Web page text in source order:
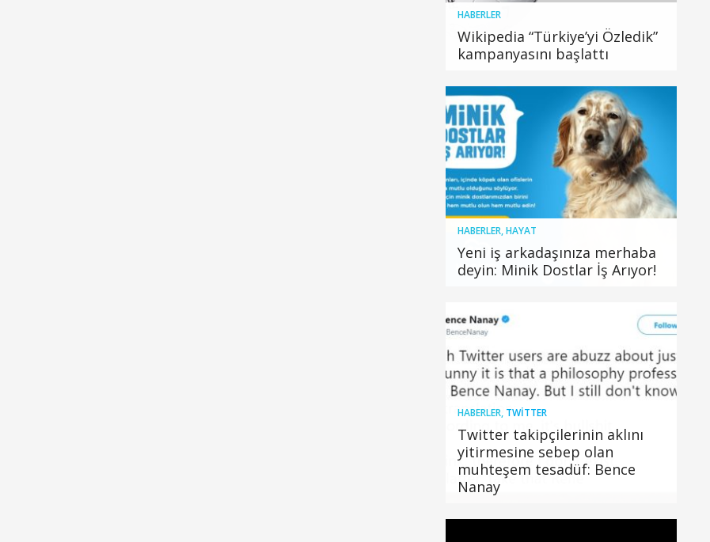
HABERLER
Wikipedia “Türkiye’yi Özledik”
kampanyasını başlattı
HABERLER,HAYAT
Yeni iş arkadaşınıza merhaba
deyin: Minik Dostlar İş Arıyor!
HABERLER, TWITTER
Twitter takipçilerinin aklını
yitirmesine sebep olan
muhteşem tesadüf: Bence
Nanay